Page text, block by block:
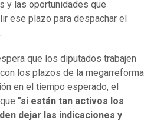
y las oportunidades que
ese plazo para despachar el
que los diputados trabajen
los plazos de la megarreforma
en el tiempo esperado, el
"si están tan activos los
dejar las indicaciones y